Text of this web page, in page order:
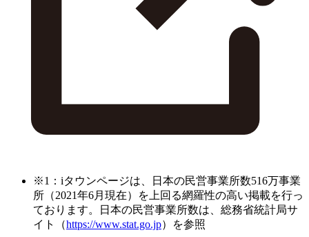
※1：iタウンページは、日本の民営事業所数516万事業
所（2021年6月現在）を上回る網羅性の高い掲載を行っ
ております。日本の民営事業所数は、総務省統計局サ
イト（https://www.stat.go.jp）を参照